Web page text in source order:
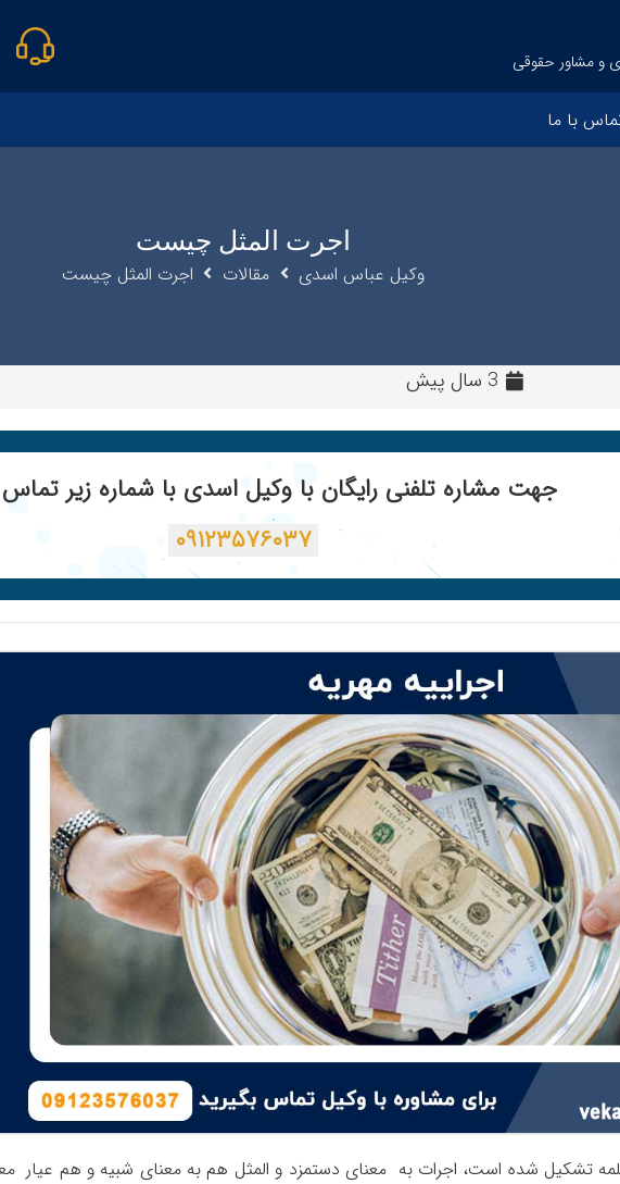
و مشاور حقوقی
با ما
اجرت المثل چیست
وکیل عباس اسدی مقالات اجرت المثل چیست
3 سال پیش
جهت مشاره تلفنی رایگان با وکیل اسدی با شماره زیر تماس
۰۹۱۲۳۵۷۶۰۳۷
کلمه تشکیل شده است، اجرات به معنای دستمزد و المثل هم به معنای شبیه و هم عیار